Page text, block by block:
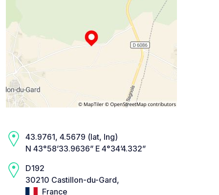
43.9761, 4.5679 (lat, lng)
N 43°58’33.9636” E 4°34’4.332”
D192
30210 Castillon-du-Gard,
France